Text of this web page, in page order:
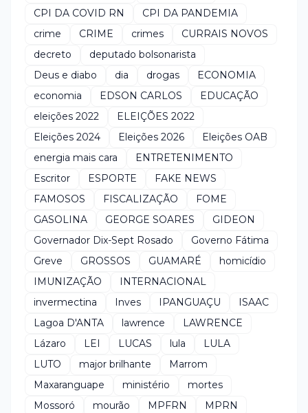
CPI DA COVID RN
CPI DA PANDEMIA
crime
CRIME crimes
CURRAIS NOVOS
decreto
deputado bolsonarista
Deus e diabo
dia drogas
ECONOMIA
economia
EDSON CARLOS
EDUCAÇÃO
eleições 2022
ELEIÇÕES 2022
Eleições 2024
Eleições 2026
Eleições OAB
energia mais cara
ENTRETENIMENTO
Escritor
ESPORTE
FAKE NEWS
FAMOSOS
FISCALIZAÇÃO
FOME
GASOLINA
GEORGE SOARES
GIDEON
Governador Dix-Sept Rosado
Governo Fátima
Greve
GROSSOS GUAMARÉ
homicídio
IMUNIZAÇÃO
INTERNACIONAL
invermectina
Inves IPANGUAÇU
ISAAC
Lagoa D'ANTA
lawrence
LAWRENCE
Lázaro
LEI LUCAS lula
LULA
LUTO
major brilhante
Marrom
Maxaranguape
ministério
mortes
Mossoró
mourão MPFRN
MPRN